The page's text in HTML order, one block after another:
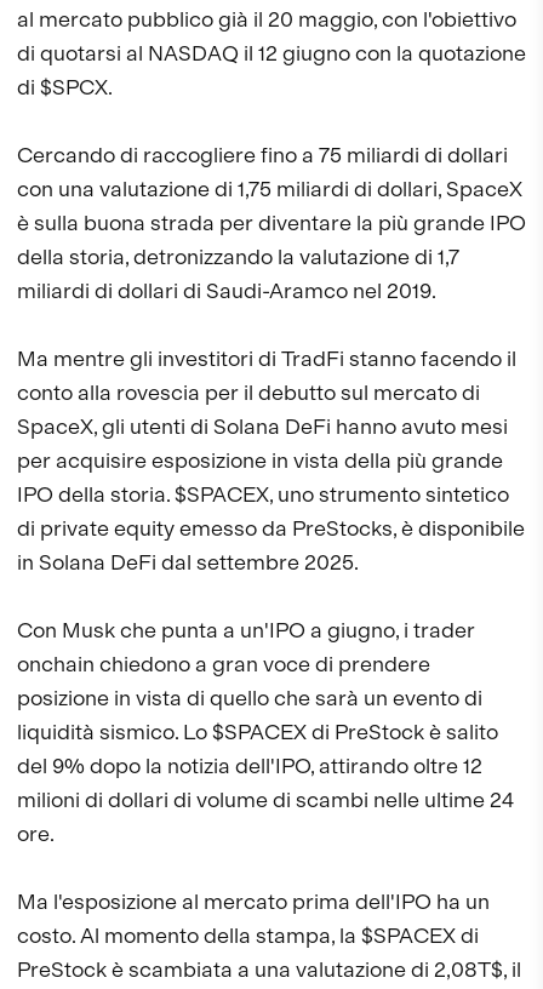
al mercato pubblico già il 20 maggio, con l'obiettivo
di quotarsi al NASDAQ il 12 giugno con la quotazione
di $SPCX.
Cercando di raccogliere fino a 75 miliardi di dollari
con una valutazione di 1,75 miliardi di dollari, SpaceX
è sulla buona strada per diventare la più grande IPO
della storia, detronizzando la valutazione di 1,7
miliardi di dollari di Saudi-Aramco nel 2019.
Ma mentre gli investitori di TradFi stanno facendo il
conto alla rovescia per il debutto sul mercato di
SpaceX, gli utenti di Solana DeFi hanno avuto mesi
per acquisire esposizione in vista della più grande
IPO della storia. $SPACEX, uno strumento sintetico
di private equity emesso da PreStocks, è disponibile
in Solana DeFi dal settembre 2025.
Con Musk che punta a un'IPO a giugno, i trader
onchain chiedono a gran voce di prendere
posizione in vista di quello che sarà un evento di
liquidità sismico. Lo $SPACEX di PreStock è salito
del 9% dopo la notizia dell'IPO, attirando oltre 12
milioni di dollari di volume di scambi nelle ultime 24
ore.
Ma l'esposizione al mercato prima dell'IPO ha un
costo. Al momento della stampa, la $SPACEX di
PreStock è scambiata a una valutazione di 2,08T$, il